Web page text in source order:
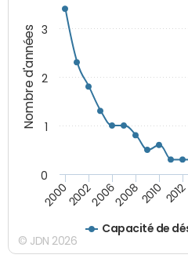
Nombre d'années
Capacité de
20002002200620082010 2012
0
1
2
3
© JDN 2026